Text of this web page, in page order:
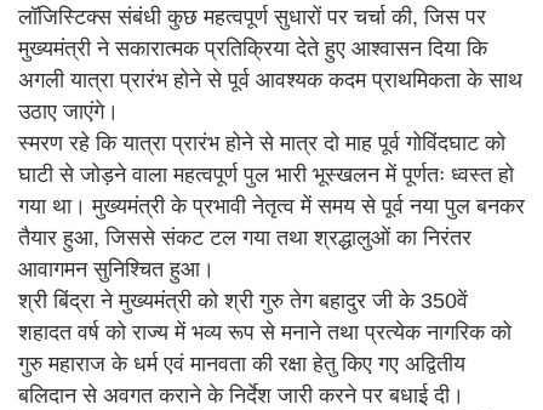
लॉजिस्टिक्स संबंधी कुछ महत्वपूर्ण सुधारों पर चर्चा की, जिस पर
मुख्यमंत्री ने सकारात्मक प्रतिक्रिया देते हुए आश्वासन दिया कि
अगली यात्रा प्रारंभ होने से पूर्व आवश्यक कदम प्राथमिकता के साथ
उठाए जाएंगे।
स्मरण रहे कि यात्रा प्रारंभ होने से मात्र दो माह पूर्व गोविंदघाट को
घाटी से जोड़ने वाला महत्वपूर्ण पुल भारी भूस्खलन में पूर्णतः ध्वस्त हो
गया था। मुख्यमंत्री के प्रभावी नेतृत्व में समय से पूर्व नया पुल बनकर
तैयार हुआ, जिससे संकट टल गया तथा श्रद्धालुओं का निरंतर
आवागमन सुनिश्चित हुआ।
श्री बिंद्रा ने मुख्यमंत्री को श्री गुरु तेग बहादुर जी के 350वें
शहादत वर्ष को राज्य में भव्य रूप से मनाने तथा प्रत्येक नागरिक को
गुरु महाराज के धर्म एवं मानवता की रक्षा हेतु किए गए अद्वितीय
बलिदान से अवगत कराने के निर्देश जारी करने पर बधाई दी।